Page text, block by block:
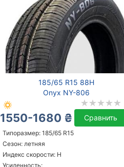
185/65 R15 88H
Onyx NY-806
1550-1680 ₴ Сравнить
Типоразмер: 185/65 R15
Сезон: летняя
Индекс скорости: H
Усиленность: